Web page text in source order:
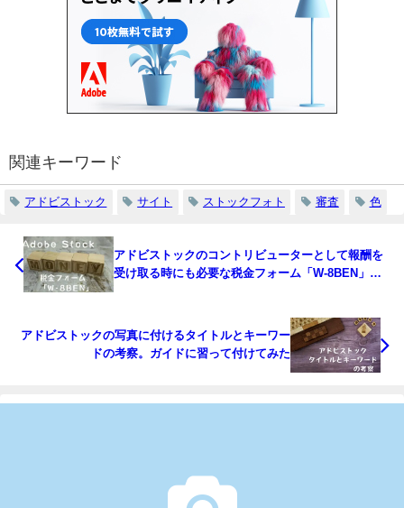
関連キーワード
アドビストック サイト ストックフォト 審査 色
アドビストックのコントリビューターとして報酬を
受け取る時にも必要な税金フォーム「W-8BEN」の
アドビストックの写真に付けるタイトルとキーワー
ドの考察。ガイドに習って付けてみた